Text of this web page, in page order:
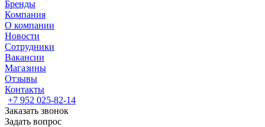
Бренды
Компания
О компании
Новости
Сотрудники
Вакансии
Магазины
Отзывы
Контакты
+7 952 025-82-14
Заказать звонок
Задать вопрос